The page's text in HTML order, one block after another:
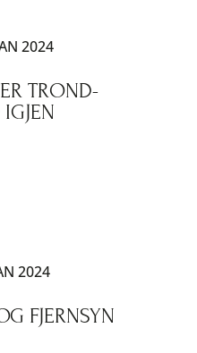
2024
TROND-
2024
FJERNSYN